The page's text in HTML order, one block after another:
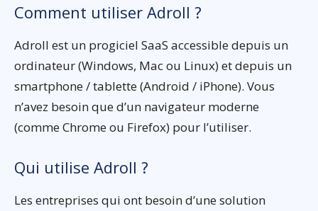
Comment utiliser Adroll ?
Adroll est un progiciel SaaS accessible depuis un
ordinateur (Windows, Mac ou Linux) et depuis un
smartphone / tablette (Android / iPhone). Vous
n’avez besoin que d’un navigateur moderne
(comme Chrome ou Firefox) pour l’utiliser.
Qui utilise Adroll ?
Les entreprises qui ont besoin d’une solution